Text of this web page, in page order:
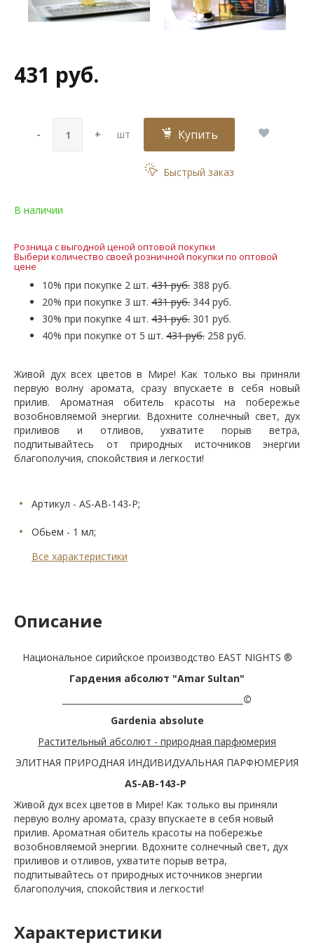
431 руб.
- + шт Купить
Быстрый заказ
В наличии
Розница с выгодной ценой оптовой покупки
Выбери количество своей розничной покупки по оптовой
цене
10% при покупке 2 шт. 431 руб. 388 руб.
20% при покупке 3 шт. 431 руб. 344 руб.
30% при покупке 4 шт. 431 руб. 301 руб.
40% при покупке от 5 шт. 431 руб. 258 руб.
Живой дух всех цветов в Мире! Как только вы приняли
первую волну аромата, сразу впускаете в себя новый
прилив. Ароматная обитель красоты на побережье
возобновляемой энергии. Вдохните солнечный свет, дух
приливов и отливов, ухватите порыв ветра,
подпитывайтесь от природных источников энергии
благополучия, спокойствия и легкости!
Артикул - AS-AB-143-P;
Обьем - 1 мл;
Все характеристики
Описание
Национальное сирийское производство EAST NIGHTS ®
Гардения абсолют "Amar Sultan"
___________________________________________©
Gardenia absolute
Растительный абсолют - природная парфюмерия
ЭЛИТНАЯ ПРИРОДНАЯ ИНДИВИДУАЛЬНАЯ ПАРФЮМЕРИЯ
AS-AB-143-P
Живой дух всех цветов в Мире! Как только вы приняли
первую волну аромата, сразу впускаете в себя новый
прилив. Ароматная обитель красоты на побережье
возобновляемой энергии. Вдохните солнечный свет, дух
приливов и отливов, ухватите порыв ветра,
подпитывайтесь от природных источников энергии
благополучия, спокойствия и легкости!
Характеристики